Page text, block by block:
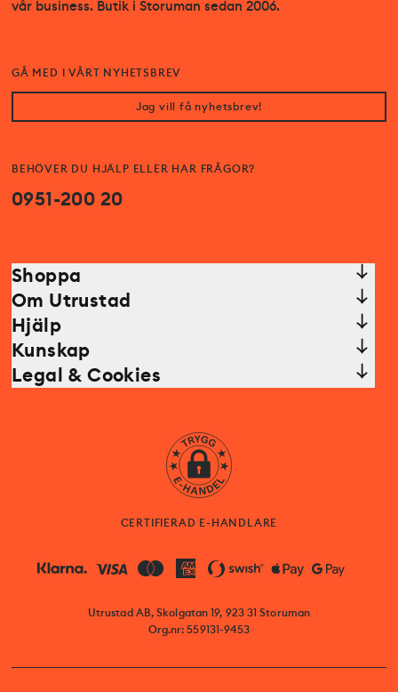
vår business. Butik i Storuman sedan 2006.
BEHÖVER DU HJÄLP ELLER HAR FRÅGOR?
0951-200 20
GÅ MED I VÅRT NYHETSBREV
Jag vill få nyhetsbrev!
Shoppa
Om Utrustad
Hjälp
Kunskap
Legal & Cookies
CERTIFIERAD E-HANDLARE
Utrustad AB, Skolgatan 19, 923 31 Storuman
Org.nr: 559131-9453